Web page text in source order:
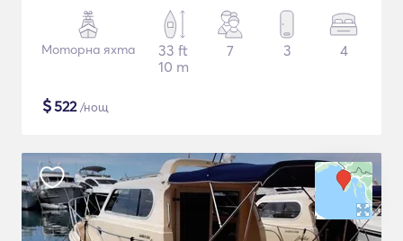
Моторна яхта
33 ft
10 m
7 3 4
$522/нощ